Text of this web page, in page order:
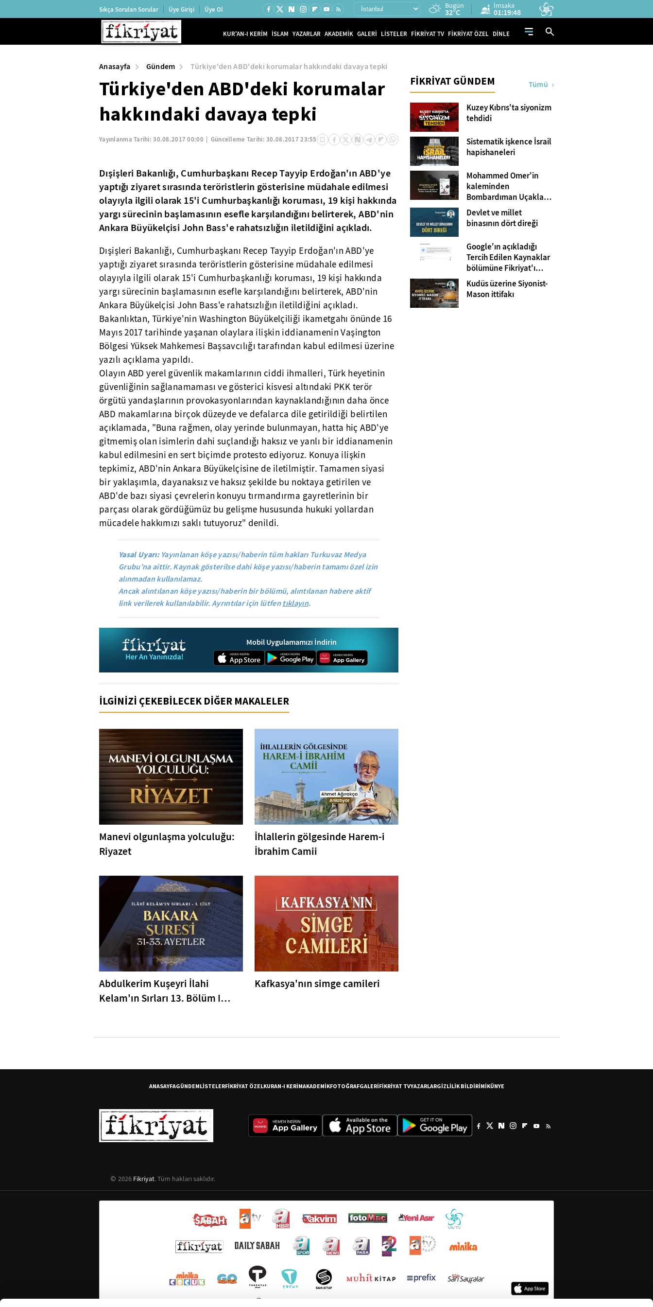
Sıkça Sorulan Sorular Üye Girişi Üye Ol Bugün
32°C
İmsaka
01:19:47
KUR'AN-I KERİM İSLAM YAZARLAR AKADEMİK GALERİ LİSTELER FİKRİYAT TV FİKRİYAT ÖZEL DİNLE
Anasayfa Gündem Türkiye'den ABD'deki korumalar hakkındaki davaya tepki
Türkiye'den ABD'deki korumalar
hakkındaki davaya tepki
Yayınlanma Tarihi:30.08.2017 00:00 Güncelleme Tarihi:30.08.2017 23:55
Dışişleri Bakanlığı, Cumhurbaşkanı Recep Tayyip Erdoğan'ın ABD'ye
yaptığı ziyaret sırasında teröristlerin gösterisine müdahale edilmesi
olayıyla ilgili olarak 15'i Cumhurbaşkanlığı koruması, 19 kişi hakkında
yargı sürecinin başlamasının esefle karşılandığını belirterek, ABD'nin
Ankara Büyükelçisi John Bass'e rahatsızlığın iletildiğini açıkladı.
Dışişleri Bakanlığı, Cumhurbaşkanı Recep Tayyip Erdoğan'ın ABD'ye
yaptığı ziyaret sırasında teröristlerin gösterisine müdahale edilmesi
olayıyla ilgili olarak 15'i Cumhurbaşkanlığı koruması, 19 kişi hakkında
yargı sürecinin başlamasının esefle karşılandığını belirterek, ABD'nin
Ankara Büyükelçisi John Bass'e rahatsızlığın iletildiğini açıkladı.
Bakanlıktan, Türkiye'nin Washington Büyükelçiliği ikametgahı önünde 16
Mayıs 2017 tarihinde yaşanan olaylara ilişkin iddianamenin Vaşington
Bölgesi Yüksek Mahkemesi Başsavcılığı tarafından kabul edilmesi üzerine
yazılı açıklama yapıldı.
Olayın ABD yerel güvenlik makamlarının ciddi ihmalleri, Türk heyetinin
güvenliğinin sağlanamaması ve gösterici kisvesi altındaki PKK terör
örgütü yandaşlarının provokasyonlarından kaynaklandığının daha önce
ABD makamlarına birçok düzeyde ve defalarca dile getirildiği belirtilen
açıklamada, "Buna rağmen, olay yerinde bulunmayan, hatta hiç ABD'ye
gitmemiş olan isimlerin dahi suçlandığı haksız ve yanlı bir iddianamenin
kabul edilmesini en sert biçimde protesto ediyoruz. Konuya ilişkin
tepkimiz, ABD'nin Ankara Büyükelçisine de iletilmiştir. Tamamen siyasi
bir yaklaşımla, dayanaksız ve haksız şekilde bu noktaya getirilen ve
ABD'de bazı siyasi çevrelerin konuyu tırmandırma gayretlerinin bir
parçası olarak gördüğümüz bu gelişme hususunda hukuki yollardan
mücadele hakkımızı saklı tutuyoruz" denildi.
Yasal Uyarı:Yayınlanan köşe yazısı/haberin tüm hakları Turkuvaz Medya
Grubu'na aittir. Kaynak gösterilse dahi köşe yazısı/haberin tamamı özel izin
alınmadan kullanılamaz.
Ancak alıntılanan köşe yazısı/haberin bir bölümü, alıntılanan habere aktif
link verilerek kullanılabilir. Ayrıntılar için lütfentıklayın.
Mobil Uygulamamızı İndirin
İLGİNİZİ ÇEKEBİLECEK DİĞER MAKALELER
Manevi olgunlaşma yolculuğu:
Riyazet
İhlallerin gölgesinde Harem-i
İbrahim Camii
Abdulkerim Kuşeyri İlahi
Kelam'ın Sırları 13. Bölüm I
Kafkasya'nın simge camileri
FİKRİYAT GÜNDEM Tümü
Kuzey Kıbrıs'ta siyonizm
tehdidi
Sistematik işkence İsrail
hapishaneleri
Mohammed Omer'in
kaleminden
Bombardıman Uçakları
ve Tanklar Arasında
Gazze
Devlet ve millet
binasının dört direği
Google'ın açıkladığı
Tercih Edilen Kaynaklar
bölümüne Fikriyat'ı
eklemeyi unutmayın!
Kudüs üzerine Siyonist-
Mason ittifakı
ANASAYFAGÜNDEMLİSTELERFİKRİYAT ÖZELKURAN-I KERİMAKADEMİKFOTOĞRAFGALERİFİKRİYAT TVYAZARLARGİZLİLİK BİLDİRİMİKÜNYE
2026 Fikriyat. Tüm hakları saklıdır.